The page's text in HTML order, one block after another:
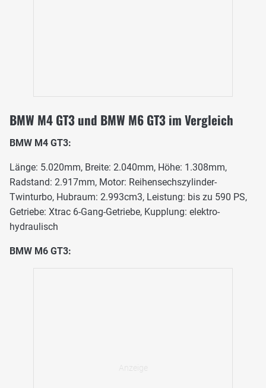
BMW M4 GT3 und BMW M6 GT3 im Vergleich
BMW M4 GT3:
Länge: 5.020mm, Breite: 2.040mm, Höhe: 1.308mm,
Radstand: 2.917mm, Motor: Reihensechszylinder-
Twinturbo, Hubraum: 2.993cm3, Leistung: bis zu 590 PS,
Getriebe: Xtrac 6-Gang-Getriebe, Kupplung: elektro-
hydraulisch
BMW M6 GT3: